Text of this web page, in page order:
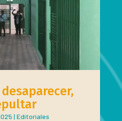
|Editoriales